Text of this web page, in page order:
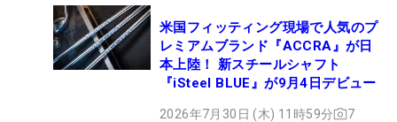
米国フィッティング現場で人気のプ
レミアムブランド『ACCRA』が日
本上陸！ 新スチールシャフト
『iSteel BLUE』が9月4日デビュー
2026年7月30日 (木) 11時59分 7